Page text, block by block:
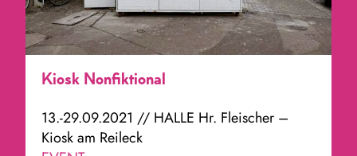
Kiosk Nonfiktional
13.-29.09.2021 // HALLE Hr. Fleischer –
Kiosk am Reileck